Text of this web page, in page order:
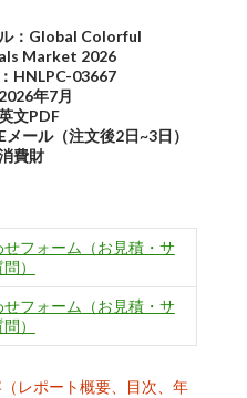
ル：Global Colorful
Market 2026
HNLPC-03667
年7月
文PDF
メール（注文後2日~3日）
費財
せフォーム（お見積・サ
）
せフォーム（お見積・サ
）
レポート概要、目次、年